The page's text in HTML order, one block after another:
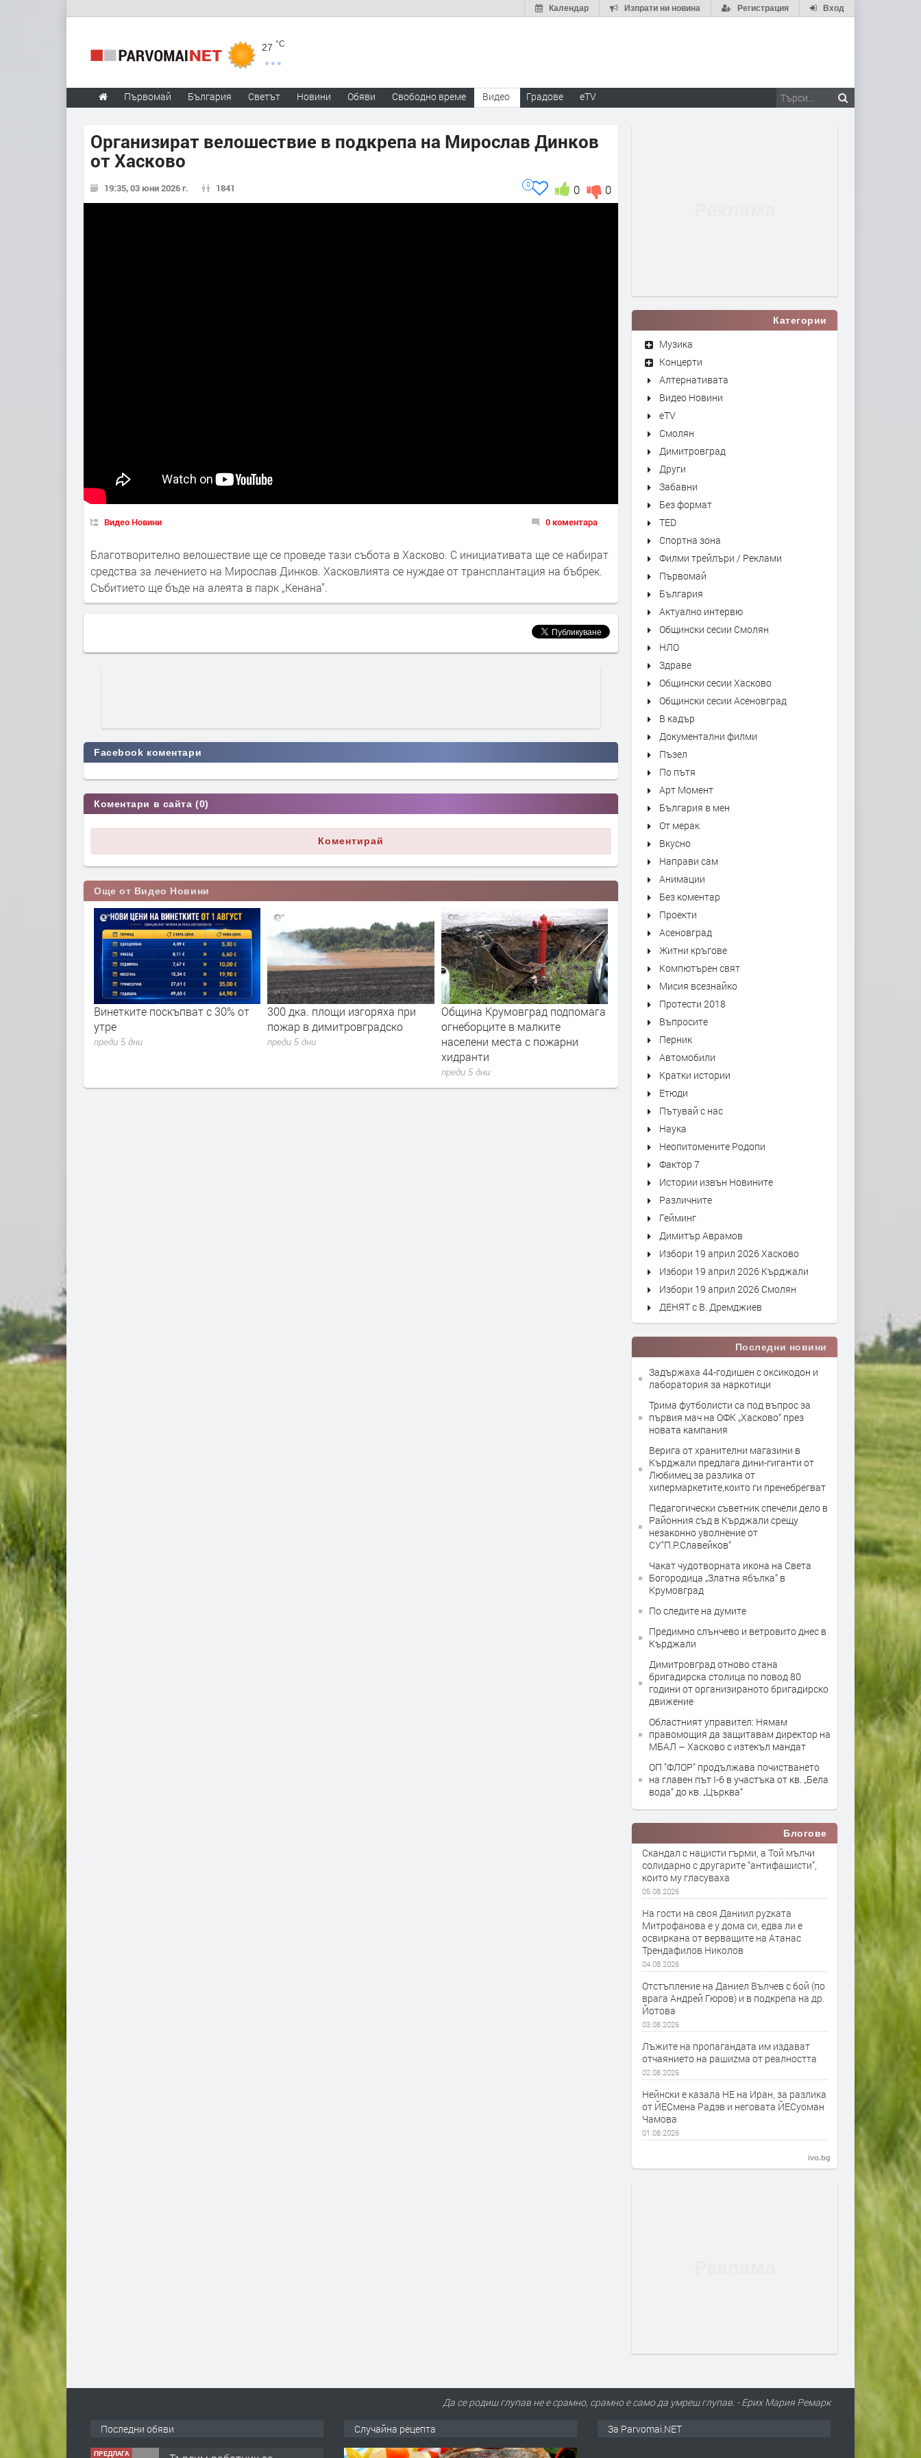
Вход
Регистрация
Изпрати ни новина
Календар
27 °C
Първомай България Светът Новини Обяви Свободно време Видео Градове eTV
Организират велошествие в подкрепа на Мирослав Динков
от Хасково
19:35, 03 юни 2026 г. 1841 0
0
0
Видео Новини 0 коментара
Благотворително велошествие ще се проведе тази събота в Хасково. С инициативата ще се набират
средства за лечението на Мирослав Динков. Хасковлията се нуждае от трансплантация на бъбрек.
Събитието ще бъде на алеята в парк „Кенана“.
Facebook коментари
Коментари в сайта (0)
Коментирай
Още от Видео Новини
Винетките поскъпват с 30% от
утре
преди 5 дни
300 дка. площи изгоряха при
пожар в димитровградско
преди 5 дни
Община Крумовград подпомага
огнеборците в малките
населени места с пожарни
хидранти
преди 5 дни
Първо издание на „Записки по
българските въстания“ от 1892
г. може да се види в архива на
Кърджали
преди 5 дни
Категории
Музика
Концерти
Алтернативата
Видео Новини
eTV
Смолян
Димитровград
Други
Забавни
Без формат
TED
Спортна зона
Филми трейлъри / Реклами
Първомай
България
Актуално интервю
Общински сесии Смолян
НЛО
Здраве
Общински сесии Хасково
Общински сесии Асеновград
В кадър
Документални филми
Пъзел
По пътя
Арт Момент
България в мен
От мерак
Вкусно
Направи сам
Анимации
Без коментар
Проекти
Асеновград
Житни кръгове
Компютърен свят
Мисия всезнайко
Протести 2018
Въпросите
Перник
Автомобили
Кратки истории
Етюди
Пътувай с нас
Наука
Неопитомените Родопи
Фактор 7
Истории извън Новините
Различните
Гейминг
Димитър Аврамов
Избори 19 април 2026 Хасково
Избори 19 април 2026 Кърджали
Избори 19 април 2026 Смолян
ДЕНЯТ с В. Дремджиев
Последни новини
Задържаха 44-годишен с оксикодон и
лаборатория за наркотици
Трима футболисти са под въпрос за
първия мач на ОФК „Хасково“ през
новата кампания
Верига от хранителни магазини в
Кърджали предлага дини-гиганти от
Любимец за разлика от
хипермаркетите,които ги пренебрегват
Педагогически съветник спечели дело в
Районния съд в Кърджали срещу
незаконно уволнение от
СУ“П.Р.Славейков“
Чакат чудотворната икона на Света
Богородица „Златна ябълка“ в
Крумовград
По следите на думите
Предимно слънчево и ветровито днес в
Кърджали
Димитровград отново стана
бригадирска столица по повод 80
години от организираното бригадирско
движение
Областният управител: Нямам
правомощия да защитавам директор на
МБАЛ – Хасково с изтекъл мандат
ОП "ФЛОР" продължава почистването
на главен път I-6 в участъка от кв. „Бела
вода“ до кв. „Църква“
Блогове
Скандал с нацисти гърми, а Той мълчи
солидарно с другарите “антифашисти”,
които му гласуваха
05.08.2026
На гости на своя Даниил руzката
Митрофанова е у дома си, едва ли е
освиркана от верващите на Атанас
Трендафилов Николов
04.08.2026
Отстъпление на Даниел Вълчев с бой (по
врага Андрей Гюров) и в подкрепа на др.
Йотова
03.08.2026
Лъжите на пропагандата им издават
отчаянието на рашиzма от реалността
02.08.2026
Нейнски е казала НЕ на Иран, за разлика
от ЙЕСмена Радэв и неговата ЙЕСуоман
Чамова
01.08.2026
ivo.bg
Да се родиш глупав не е срамно, срамно е само да умреш глупав. - Ерих Мария Ремарк
Последни обяви
ПРЕДЛАГА
Случайна рецепта За Parvomai.NET